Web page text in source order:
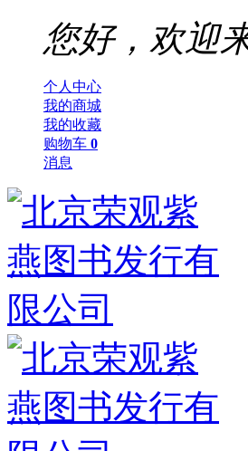
您好，欢迎
个人中心
我的商城
我的收藏
购物车 0
消息